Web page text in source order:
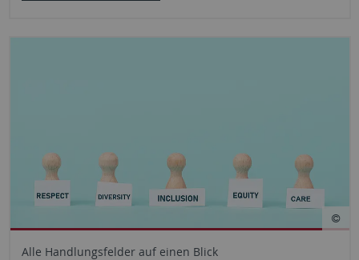
Alle Handlungsfelder auf einen Blick